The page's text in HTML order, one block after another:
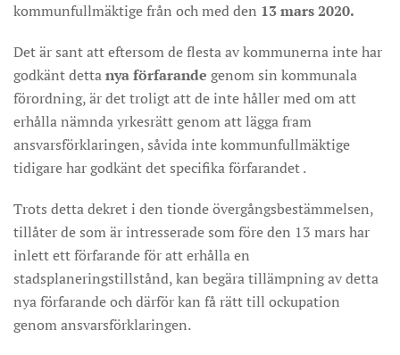
kommunfullmäktige från och med den 13 mars 2020.
Det är sant att eftersom de flesta av kommunerna inte har
godkänt dettanya förfarande genom sin kommunala
förordning, är det troligt att de inte håller med om att
erhålla nämnda yrkesrätt genom att lägga fram
ansvarsförklaringen, såvida inte kommunfullmäktige
tidigare har godkänt det specifika förfarandet .
Trots detta dekret i den tionde övergångsbestämmelsen,
tillåter de som är intresserade som före den 13 mars har
inlett ett förfarande för att erhålla en
stadsplaneringstillstånd, kan begära tillämpning av detta
nya förfarande och därför kan få rätt till ockupation
genom ansvarsförklaringen.